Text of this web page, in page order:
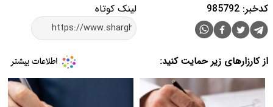
لینک کوتاه کدخبر: 985792
از کارزارهای زیر حمایت کنید: